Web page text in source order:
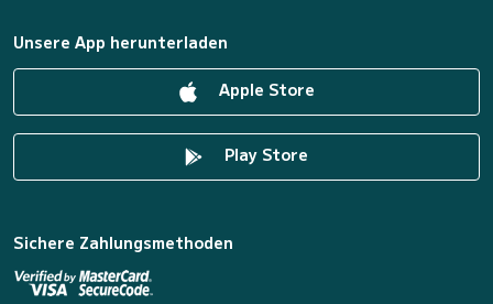
Unsere App herunterladen
Apple Store
Play Store
Sichere Zahlungsmethoden